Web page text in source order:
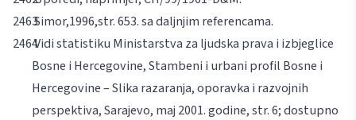
Simor,1996,str. 653. sa daljnjim referencama.
Vidi statistiku Ministarstva za ljudska prava i izbjeglice
Bosne i Hercegovine, Stambeni i urbani profil Bosne i
Hercegovine – Slika razaranja, oporavka i razvojnih
perspektiva, Sarajevo, maj 2001. godine, str. 6; dostupno